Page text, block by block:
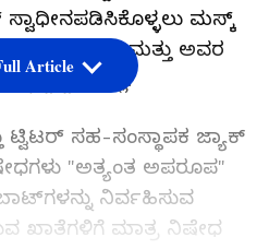
ಮಸ್ಕ್
ಹಾಕಿದ್ದಾರೆ ಮತ್ತು ಅವರ
ಸ್ಪಷ್ಟವಾಗಿಲ್ಲ.
ಸಹ-ಸಂಸ್ಥಾಪಕ ಜ್ಯಾಕ್
"ಅತ್ಯಂತ ಅಪರೂಪ"
ಬಾಟ್‌ಗಳನ್ನು ನಿರ್ವಹಿಸುವ
ಖಾತೆಗಳಿಗೆ ಮಾತ್ರ ನಿಷೇಧ
Article